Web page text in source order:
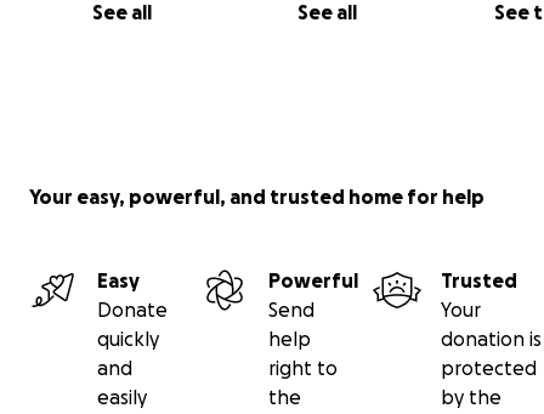
See all See all See
Your easy, powerful, and trusted home for help
Easy
Donate
quickly
and
easily
Powerful
Send
help
right to
the
Trusted
Your
donation is
protected
by the